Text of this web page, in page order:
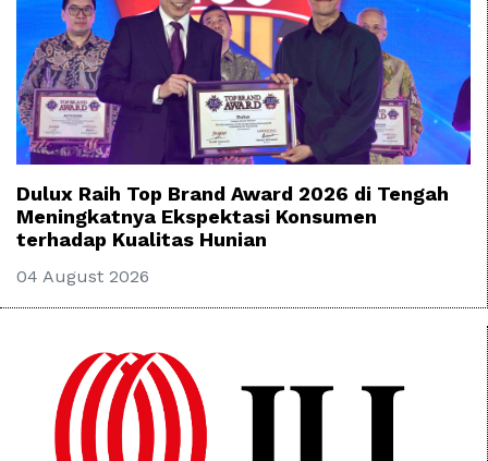
Dulux Raih Top Brand Award 2026 di Tengah
Meningkatnya Ekspektasi Konsumen
terhadap Kualitas Hunian
04 August 2026